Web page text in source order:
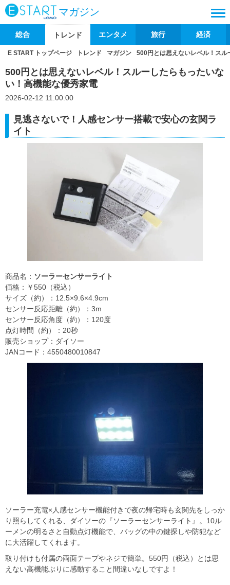
マガジン
総合 トレンド エンタメ 旅行 経済
E START トップページ トレンド マガジン 500円とは思えないレベル！ス
500円とは思えないレベル！スルーしたらもったいな
い！高機能な優秀家電
2026-02-12 11:00:00
見逃さないで！人感センサー搭載で安心の玄関ラ
イト
商品名： ソーラーセンサーライト
価格：￥550（税込）
サイズ（約）：12.5×9.6×4.9cm
センサー反応距離（約）：3m
センサー反応角度（約）：120度
点灯時間（約）：20秒
販売ショップ：ダイソー
JANコード：4550480010847
ソーラー充電×人感センサー機能付きで夜の帰宅時も玄関先をしっか
り照らしてくれる、ダイソーの『ソーラーセンサーライト』。10ル
ーメンの明るさと自動点灯機能で、バッグの中の鍵探しや防犯など
に大活躍してくれます。
取り付けも付属の両面テープやネジで簡単。550円（税込）とは思
えない高機能ぶりに感動すること間違いなしですよ！